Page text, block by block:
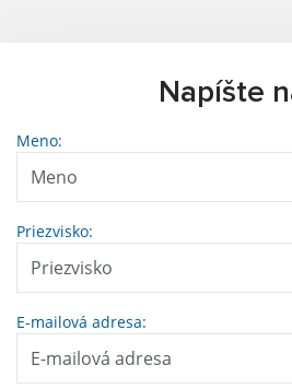
Napíšte
Meno:
Priezvisko:
E-mailová adresa: